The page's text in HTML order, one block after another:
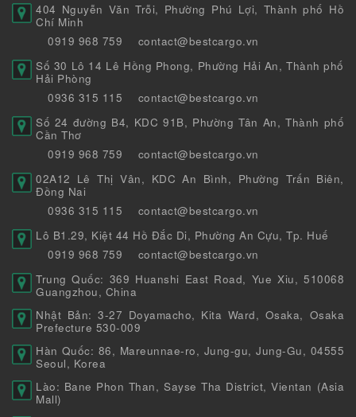
404 Nguyễn Văn Trỗi, Phường Phú Lợi, Thành phố Hồ
Chí Minh
0919 968 759
contact@bestcargo.vn
Số 30 Lô 14 Lê Hồng Phong, Phường Hải An, Thành phố
Hải Phòng
0936 315 115
contact@bestcargo.vn
Số 24 đường B4, KDC 91B, Phường Tân An, Thành phố
Cần Thơ
0919 968 759
contact@bestcargo.vn
02A12 Lê Thị Vân, KDC An Bình, Phường Trấn Biên,
Đồng Nai
0936 315 115
contact@bestcargo.vn
Lô B1.29, Kiệt 44 Hồ Đắc Di, Phường An Cựu, Tp. Huế
0919 968 759
contact@bestcargo.vn
Trung Quốc: 369 Huanshi East Road, Yue Xiu, 510068
Guangzhou, China
Nhật Bản: 3-27 Doyamacho, Kita Ward, Osaka, Osaka
Prefecture 530-009
Hàn Quốc: 86, Mareunnae-ro, Jung-gu, Jung-Gu, 04555
Seoul, Korea
Lào: Bane Phon Than, Sayse Tha District, Vientan (Asia
Mall)